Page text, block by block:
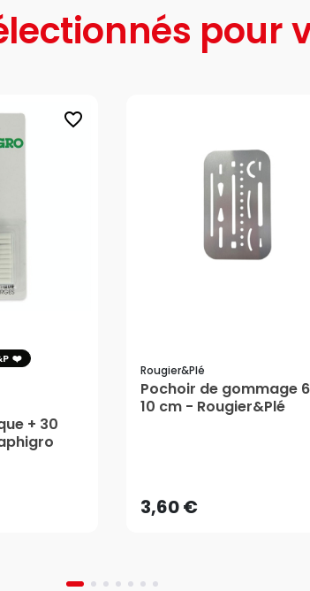
pour
favorite_border
+ 30
PANIER
Rougier&plé
Pochoir de gommage
10 cm - Rougier&Plé
3,60 €AJOUTER AU PANIER